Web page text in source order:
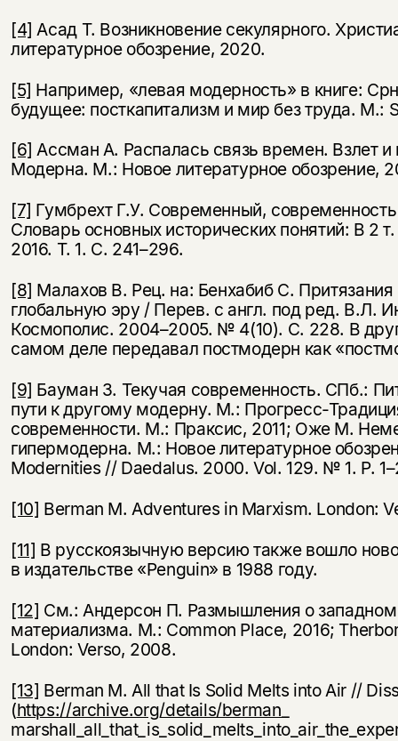
[4] Асад Т. Возникновение секулярного.
литературное обозрение, 2020.
[5] Например, «левая модерность» в книге:
будущее: посткапитализм и мир без труда. М.:
[6] Ассман А. Распалась связь времен. Взлет
Модерна. М.: Новое литературное обозрение,
[7] Гумбрехт Г.У. Современный,
Словарь основных исторических понятий: В 2
2016. Т. 1. С. 241–296.
[8] Малахов В. Рец. на: Бенхабиб С.
глобальную эру / Перев. с англ. под ред. В.Л.
Космополис. 2004–2005. № 4(10). С. 228. В
самом деле передавал постмодерн как
[9] Бауман З. Текучая современность. СПб.:
пути к другому модерну. М.: Прогресс-
современности. М.: Праксис, 2011; Оже М.
гипермодерна. М.: Новое литературное
Modernities // Daedalus. 2000. Vol. 129. № 1. P.
[10] Berman M. Adventures in Marxism. London:
[11] В русскоязычную версию также вошло
в издательстве «Penguin» в 1988 году.
[12] См.: Андерсон П. Размышления о западном
материализма. М.: Common Place, 2016;
London: Verso, 2008.
[13] Berman M. All that Is Solid Melts into Air //
(https://archive.org/details/berman_